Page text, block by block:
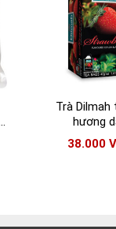
Trà Dilmah
hương
38.000